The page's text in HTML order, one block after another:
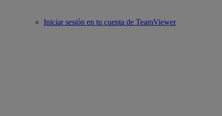
Iniciar sesión en tu cuenta de TeamViewer